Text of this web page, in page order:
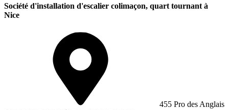
Société d'installation d'escalier colimaçon, quart tournant à
Nice
455 Pro des Anglais